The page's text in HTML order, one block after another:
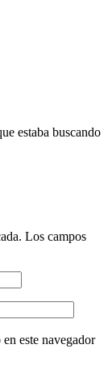
estaba buscando
Los campos
este navegador